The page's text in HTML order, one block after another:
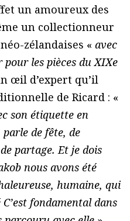
un amoureux des
un collectionneur
zélandaises « avec
les pièces du XIXe
œil d’expert qu’il
de Ricard : «
son étiquette en
parle de fête, de
partage. Et je dois
nous avons été
humaine, qui
fondamental dans